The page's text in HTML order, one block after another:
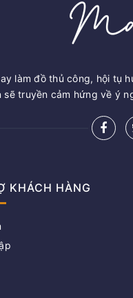
làm đồ thủ công, hội tụ
sẽ truyền cảm hứng về ý
KHÁCH HÀNG